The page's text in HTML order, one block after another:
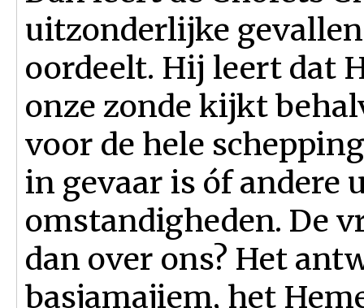
uitzonderlijke
oordeelt. Hij leert dat
onze zonde kijkt
voor de hele
in gevaar is óf andere
omstandigheden. De
dan over ons? Het
basjamajiem, het